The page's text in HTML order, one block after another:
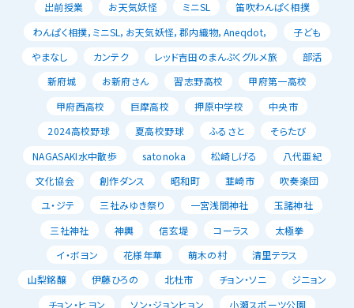
出前授業
お天気妖怪 ミニSL
笛吹わんぱく相撲
わんぱく相撲，ミニSL，お天気妖怪，郡内織物，Aneqdot，
子ども
やまなし
カンテク レッド吉田のまんぷくグルメ旅
部活
新府城
お新府さん 習志野高校
甲府第一高校
甲府西高校
巨摩高校 押原中学校
中央市
2024高校野球
夏高校野球 ふるさと
そらたび
NAGASAKI水中散歩
satonoka 松崎しげる
八代亜紀
文化協会
創作ダンス 昭和町 韮崎市
吹奏楽団
ユ・ジテ
三社みゆき祭り 一宮浅間神社
玉諸神社
三社神社
神輿 信玄堤 コーラス
太極拳
イ・ボヨン
花様年華 萌木の村
清里テラス
山梨銘醸
伊藤ひろの 北杜市 チョン・ソニ
ジニョン
チョン・ヒヨン
ソン・ジョンヒョン 小瀬スポーツ公園